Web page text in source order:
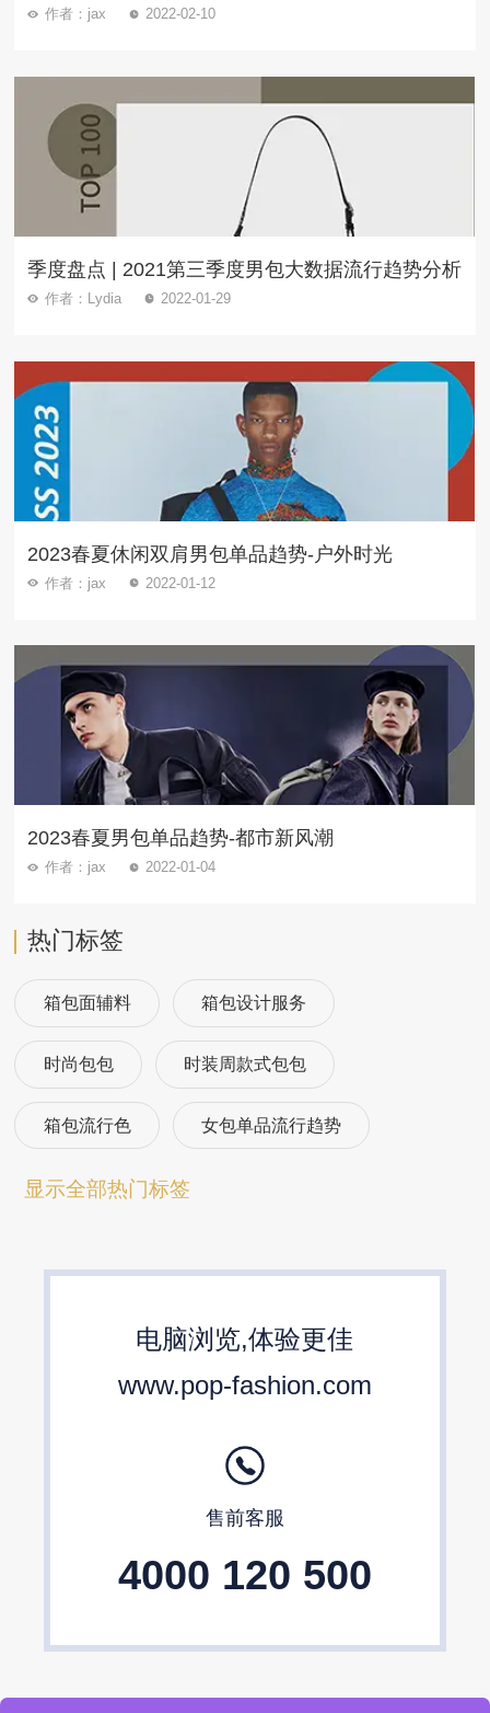
作者：jax 2022-02-10
季度盘点 | 2021第三季度男包大数据流行趋势分析
作者：Lydia 2022-01-29
2023春夏休闲双肩男包单品趋势-户外时光
作者：jax 2022-01-12
2023春夏男包单品趋势-都市新风潮
作者：jax 2022-01-04
热门标签
箱包面辅料 箱包设计服务
时尚包包 时装周款式包包
箱包流行色 女包单品流行趋势
箱包流行趋势预测
显示全部热门标签
电脑浏览,体验更佳
www.pop-fashion.com
售前客服
4000 120 500